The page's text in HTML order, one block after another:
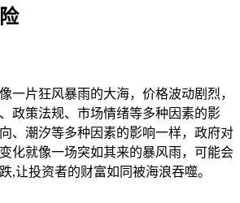
一片狂风暴雨的大海，价格波动剧烈，
政策法规、市场情绪等多种因素的影
、潮汐等多种因素的影响一样，政府对
化就像一场突如其来的暴风雨，可能会
,让投资者的财富如同被海浪吞噬。